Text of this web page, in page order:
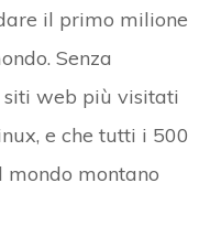
il primo milione
Senza
web più visitati
e che tutti i 500
montano